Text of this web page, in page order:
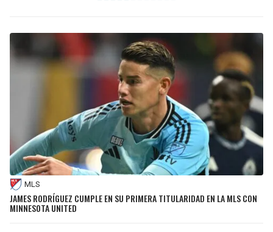
MLS
JAMES RODRÍGUEZ CUMPLE EN SU PRIMERA TITULARIDAD EN LA MLS CON
MINNESOTA UNITED